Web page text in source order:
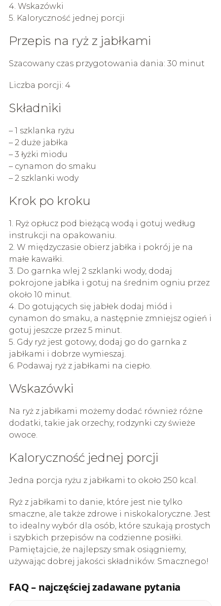
4. Wskazówki
5. Kaloryczność jednej porcji
Przepis na ryż z jabłkami
Szacowany czas przygotowania dania: 30 minut
Liczba porcji: 4
Składniki
– 1 szklanka ryżu
– 2 duże jabłka
– 3 łyżki miodu
– cynamon do smaku
– 2 szklanki wody
Krok po kroku
1. Ryż opłucz pod bieżącą wodą i gotuj według
instrukcji na opakowaniu.
2. W międzyczasie obierz jabłka i pokrój je na
małe kawałki.
3. Do garnka wlej 2 szklanki wody, dodaj
pokrojone jabłka i gotuj na średnim ogniu przez
około 10 minut.
4. Do gotujących się jabłek dodaj miód i
cynamon do smaku, a następnie zmniejsz ogień i
gotuj jeszcze przez 5 minut.
5. Gdy ryż jest gotowy, dodaj go do garnka z
jabłkami i dobrze wymieszaj.
6. Podawaj ryż z jabłkami na ciepło.
Wskazówki
Na ryż z jabłkami możemy dodać również różne
dodatki, takie jak orzechy, rodzynki czy świeże
owoce.
Kaloryczność jednej porcji
Jedna porcja ryżu z jabłkami to około 250 kcal.
Ryż z jabłkami to danie, które jest nie tylko
smaczne, ale także zdrowe i niskokaloryczne. Jest
to idealny wybór dla osób, które szukają prostych
i szybkich przepisów na codzienne posiłki.
Pamiętajcie, że najlepszy smak osiągniemy,
używając dobrej jakości składników. Smacznego!
FAQ – najczęściej zadawane pytania